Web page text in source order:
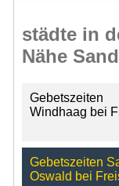
städte in
Nähe
Gebetszeiten
Windhaag bei
Gebetszeiten
Oswald bei